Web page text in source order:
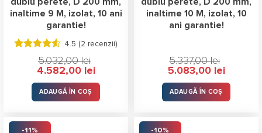
dublu perete, D 200 mm,
inaltime 9 M, izolat, 10 ani
garantie!
Evaluat la
stele
4.5 (2 recenzii)
5.032,00lei
Prețul
a
fost:
5.032,00 lei.
4.582,00 leiPrețul
este:
ADAUGĂ ÎN COȘ
dublu perete, D 200 mm,
inaltime 10 M, izolat, 10
ani garantie!
5.337,00lei
Prețul
a
fost:
5.337,00 lei.
5.083,00 leiPrețul
este:
ADAUGĂ ÎN COȘ
-11% -10%